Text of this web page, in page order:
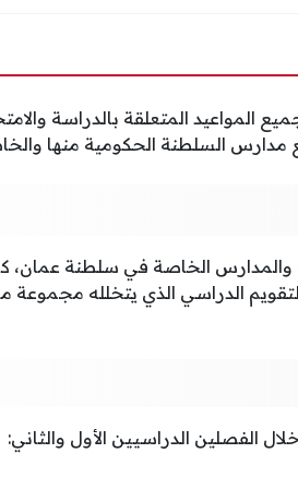
المواعيد المتعلقة بالدراسة
والمدارس الخاصة في سلطنة
الدراسي الذي يتخلله مجموعة
الفصلين الدراسيين الأول والثاني: